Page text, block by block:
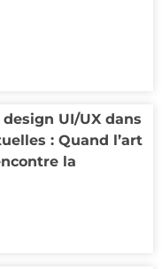
UI/UX dans
: Quand l’art
la